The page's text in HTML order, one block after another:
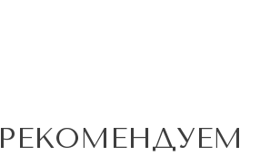
РЕКОМЕНДУЕМ